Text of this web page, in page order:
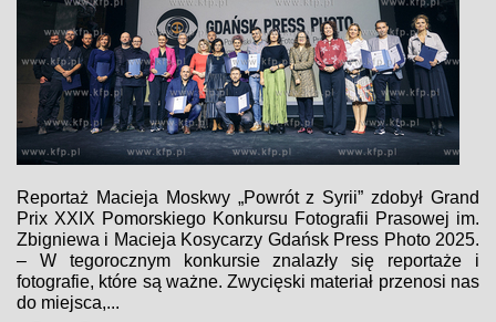
Reportaż Macieja Moskwy „Powrót z Syrii” zdobył Grand
Prix XXIX Pomorskiego Konkursu Fotografii Prasowej im.
Zbigniewa i Macieja Kosycarzy Gdańsk Press Photo 2025.
– W tegorocznym konkursie znalazły się reportaże i
fotografie, które są ważne. Zwycięski materiał przenosi nas
do miejsca,...